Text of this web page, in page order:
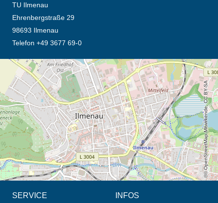
TU Ilmenau
Ehrenbergstraße 29
98693 Ilmenau
Telefon +49 3677 69-0
Öffnet die Anfahrtsbeschreibung in neuem Tab (Karte)
© OpenStreetMap-Mitwirkende, CC BY-SA
SERVICE INFOS